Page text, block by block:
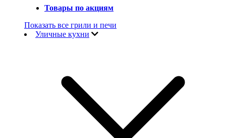
Товары по акциям
Показать все грили и печи
Уличные кухни